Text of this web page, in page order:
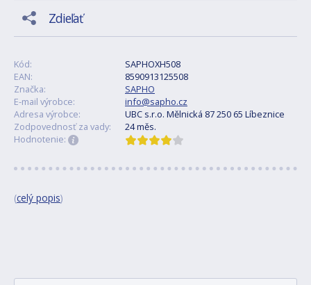
Zdieľať
Kód:
SAPHOXH508
EAN:
8590913125508
Značka:
SAPHO
E-mail výrobce:
info@sapho.cz
Adresa výrobce:
UBC s.r.o. Mělnická 87 250 65 Líbeznice
Zodpovednosť za vady:
24 měs.
Hodnotenie:
(celý popis)